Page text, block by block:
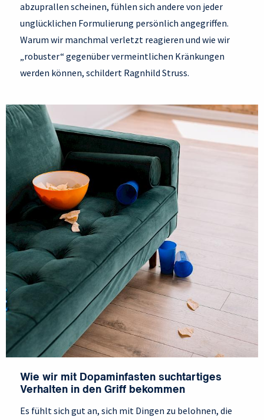
abzuprallen scheinen, fühlen sich andere von jeder
unglücklichen Formulierung persönlich angegriffen.
Warum wir manchmal verletzt reagieren und wie wir
„robuster“ gegenüber vermeintlichen Kränkungen
werden können, schildert Ragnhild Struss.
Wie wir mit Dopaminfasten suchtartiges
Verhalten in den Griff bekommen
Es fühlt sich gut an, sich mit Dingen zu belohnen, die